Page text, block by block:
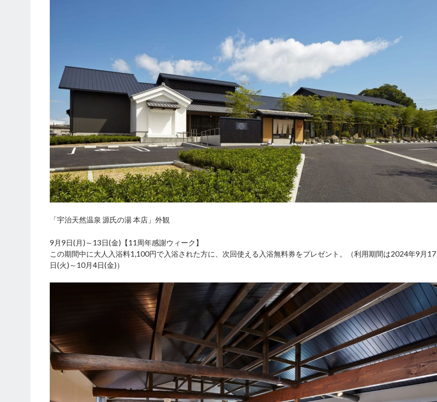
「宇治天然温泉 源氏の湯 本店」外観
9月9日(月)～13日(金)【11周年感謝ウィーク】
この期間中に大人入浴料1,100円で入浴された方に、次回使える入浴無料券をプレゼント。（利用期間は2024年9月17
日(火)～10月4日(金)）